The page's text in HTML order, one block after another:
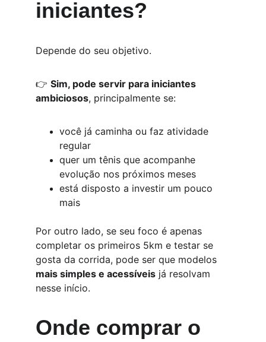
iniciantes?
Depende do seu objetivo.
👉 Sim, pode servir para iniciantes
ambiciosos, principalmente se:
você já caminha ou faz atividade
regular
quer um tênis que acompanhe
evolução nos próximos meses
está disposto a investir um pouco
mais
Por outro lado, se seu foco é apenas
completar os primeiros 5km e testar se
gosta da corrida, pode ser que modelos
mais simples e acessíveis já resolvam
nesse início.
Onde comprar o